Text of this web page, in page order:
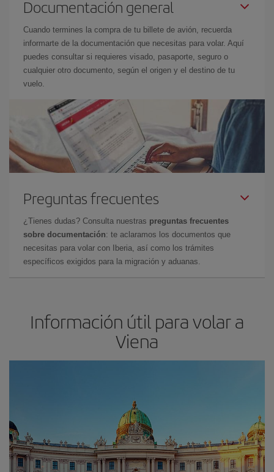
Documentación general
Cuando termines la compra de tu billete de avión, recuerda
informarte de la documentación que necesitas para volar. Aquí
puedes consultar si requieres visado, pasaporte, seguro o
cualquier otro documento, según el origen y el destino de tu
vuelo.
Preguntas frecuentes
¿Tienes dudas? Consulta nuestras preguntas frecuentes
sobre documentación: te aclaramos los documentos que
necesitas para volar con Iberia, así como los trámites
específicos exigidos para la migración y aduanas.
Información útil para volar a
Viena